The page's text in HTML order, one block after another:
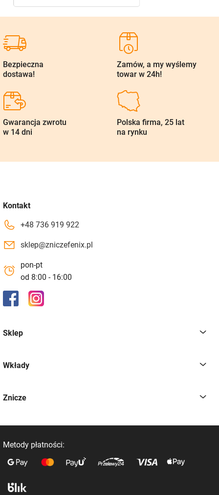
Bezpieczna
dostawa!
Zamów, a my wyślemy
towar w 24h!
Gwarancja zwrotu
w 14 dni
Polska firma, 25 lat
na rynku
Kontakt
+48 736 919 922
sklep@zniczefenix.pl
pon-pt
od 8:00 - 16:00
Sklep
Wkłady
Znicze
Metody płatności: